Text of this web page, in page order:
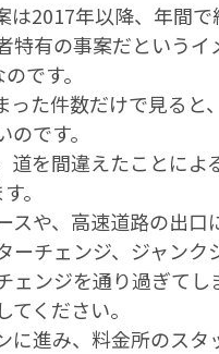
2017年以降、年間
有の事案だという
です。
た件数だけで見ると
です。
を間違えたことによ
。
や、高速道路の出口
チェンジ、ジャン
ェンジを通り過ぎて
ください。
に進み、料金所のス